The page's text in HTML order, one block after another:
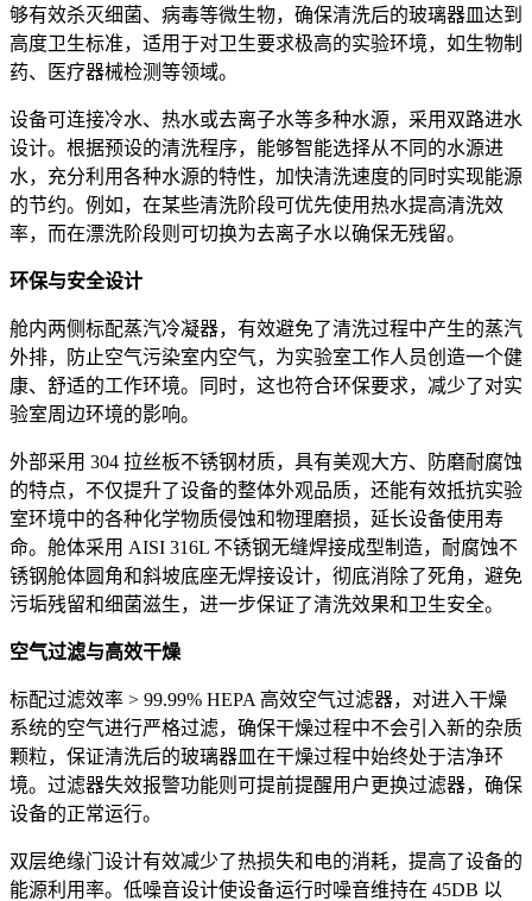
够有效杀灭细菌、病毒等微生物，确保清洗后的玻璃器皿达到
高度卫生标准，适用于对卫生要求极高的实验环境，如生物制
药、医疗器械检测等领域。
设备可连接冷水、热水或去离子水等多种水源，采用双路进水
设计。根据预设的清洗程序，能够智能选择从不同的水源进
水，充分利用各种水源的特性，加快清洗速度的同时实现能源
的节约。例如，在某些清洗阶段可优先使用热水提高清洗效
率，而在漂洗阶段则可切换为去离子水以确保无残留。
环保与安全设计
舱内两侧标配蒸汽冷凝器，有效避免了清洗过程中产生的蒸汽
外排，防止空气污染室内空气，为实验室工作人员创造一个健
康、舒适的工作环境。同时，这也符合环保要求，减少了对实
验室周边环境的影响。
外部采用 304 拉丝板不锈钢材质，具有美观大方、防磨耐腐蚀
的特点，不仅提升了设备的整体外观品质，还能有效抵抗实验
室环境中的各种化学物质侵蚀和物理磨损，延长设备使用寿
命。舱体采用 AISI 316L 不锈钢无缝焊接成型制造，耐腐蚀不
锈钢舱体圆角和斜坡底座无焊接设计，彻底消除了死角，避免
污垢残留和细菌滋生，进一步保证了清洗效果和卫生安全。
空气过滤与高效干燥
标配过滤效率 > 99.99% HEPA 高效空气过滤器，对进入干燥
系统的空气进行严格过滤，确保干燥过程中不会引入新的杂质
颗粒，保证清洗后的玻璃器皿在干燥过程中始终处于洁净环
境。过滤器失效报警功能则可提前提醒用户更换过滤器，确保
设备的正常运行。
双层绝缘门设计有效减少了热损失和电的消耗，提高了设备的
能源利用率。低噪音设计使设备运行时噪音维持在 45DB 以